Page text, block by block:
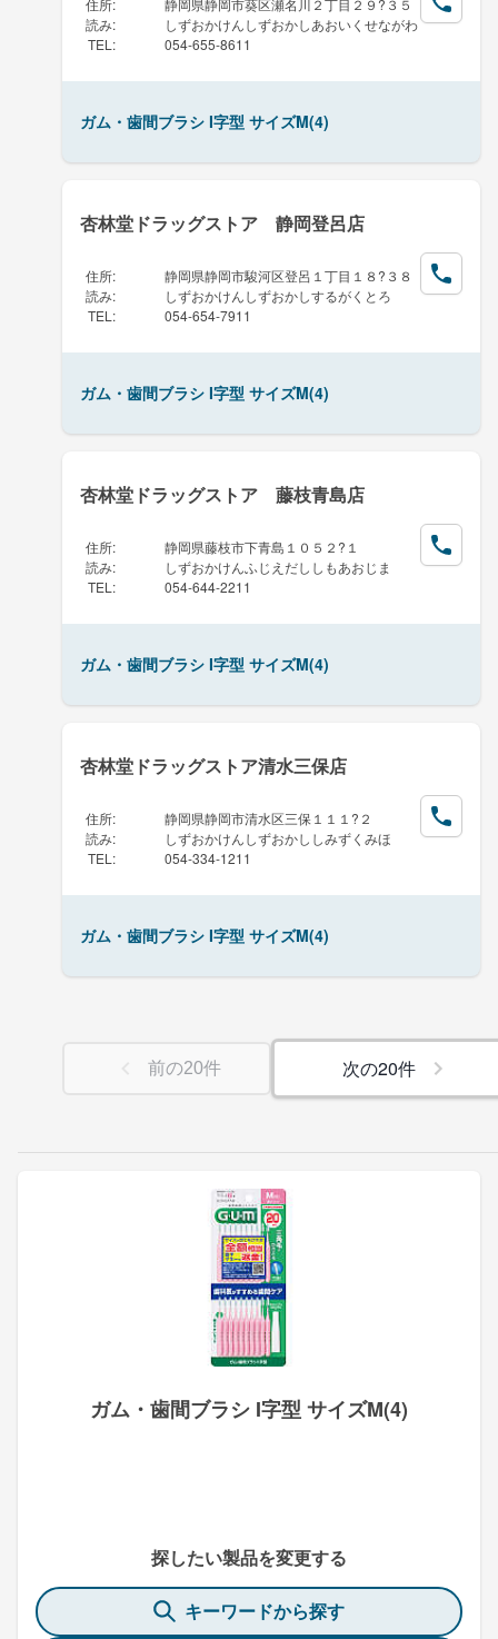
ガム・歯間ブラシ I字型 サイズM(4)
探したい製品を変更する
キーワードから探す
読み:
しずおかけんしずおかしあおいくせながわ
TEL : 054-655-8611
ガム・歯間ブラシ I字型 サイズM(4)
杏林堂ドラッグストア 静岡登呂店
住所:
静岡県静岡市駿河区登呂１丁目１８?３８
読み:
しずおかけんしずおかしするがくとろ
TEL : 054-654-7911
ガム・歯間ブラシ I字型 サイズM(4)
杏林堂ドラッグストア 藤枝青島店
住所:
静岡県藤枝市下青島１０５２?１
読み:
しずおかけんふじえだししもあおじま
TEL : 054-644-2211
ガム・歯間ブラシ I字型 サイズM(4)
杏林堂ドラッグストア清水三保店
住所:
静岡県静岡市清水区三保１１１?２
読み:
しずおかけんしずおかししみずくみほ
TEL : 054-334-1211
ガム・歯間ブラシ I字型 サイズM(4)
前の20件 次の20件